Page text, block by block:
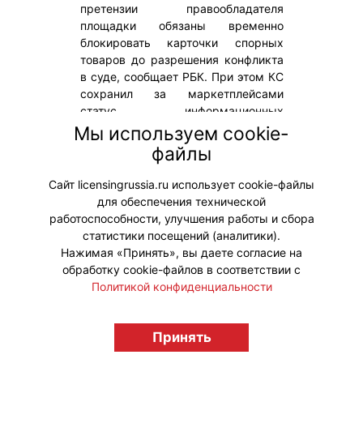
претензии правообладателя
площадки обязаны временно
блокировать карточки спорных
товаров до разрешения конфликта
в суде, сообщает РБК. При этом КС
сохранил за маркетплейсами
статус информационных
посредников, не возложив на них
обязанность заранее проверять все
товары на нарушение
интеллектуальных прав.
#ЗащитаПрав #Законодательство
licensingrussia.ru, 2009-2026 12+
Мы используем cookie-
файлы
Сайт licensingrussia.ru использует cookie-файлы
для обеспечения технической
работоспособности, улучшения работы и сбора
статистики посещений (аналитики).
Нажимая «Принять», вы даете согласие на
обработку cookie-файлов в соответствии с
Политикой конфиденциальности
Принять